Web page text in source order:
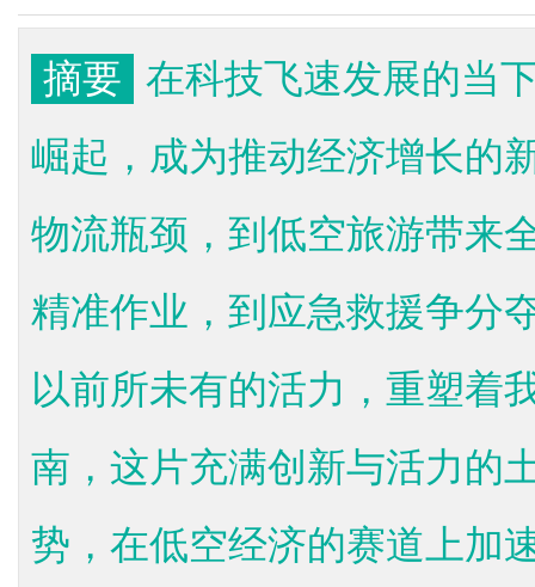
摘要 在科技飞速发展的当
崛起，成为推动经济增长的
物流瓶颈，到低空旅游带来
精准作业，到应急救援争分
以前所未有的活力，重塑着
南，这片充满创新与活力的
势，在低空经济的赛道上加